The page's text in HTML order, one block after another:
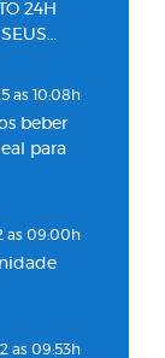
24H
as 10:08h
beber
para
as 09:00h
as 09:53h